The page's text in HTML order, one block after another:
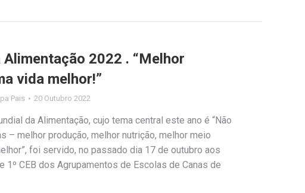
Alimentação 2022 . “Melhor
vida melhor!”
Pais 20 Outubro 2022
da Alimentação, cujo tema central este ano é “Não
– melhor produção, melhor nutrição, melhor meio
foi servido, no passado dia 17 de outubro aos
1º CEB dos Agrupamentos de Escolas de Canas de